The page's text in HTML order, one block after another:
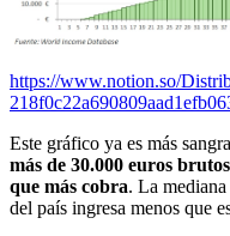
https://www.notion.so/
Este gráfico ya es más
más de 30.000 euros
que más cobra. La
del país ingresa menos que